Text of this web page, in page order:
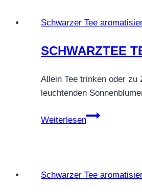
Schwarzer Tee
SCHWARZTEE
Allein Tee trinken oder zu
leuchtenden
Weiterlesen
SCHWARZTEE
TWO
Schwarzer Tee